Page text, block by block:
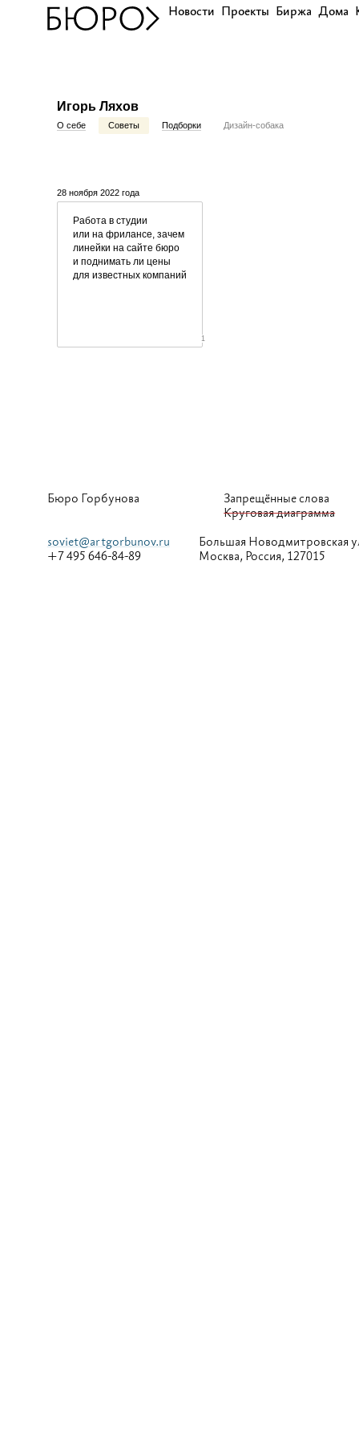
Новости Проекты Биржа Дома
Игорь Ляхов
О себе Советы Подборки Дизайн-собака
28 ноября 2022 года
Работа в студии
или на фрилансе, зачем
линейки на сайте бюро
и поднимать ли цены
для известных компаний
1
Бюро Горбунова
Запрещённые слова
Круговая диаграмма
soviet@artgorbunov.ru
+7 495 646-84-89
Большая Новодмитровская
Москва, Россия, 127015